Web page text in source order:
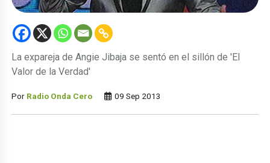
La expareja de Angie Jibaja se sentó en el sillón de 'El
Valor de la Verdad'
Por Radio Onda Cero 09 Sep 2013